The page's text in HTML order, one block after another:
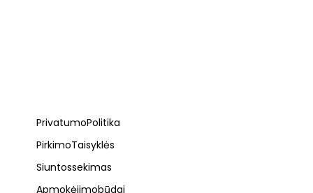
Privatumo Politika
Pirkimo Taisyklės
Siuntos sekimas
Apmokėjimo būdai